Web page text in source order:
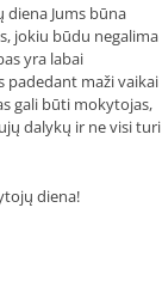
Jums būna
jokiu būdu negalima
yra labai
padedant maži vaikai
gali būti mokytojas,
dalykų ir ne visi turi
diena!